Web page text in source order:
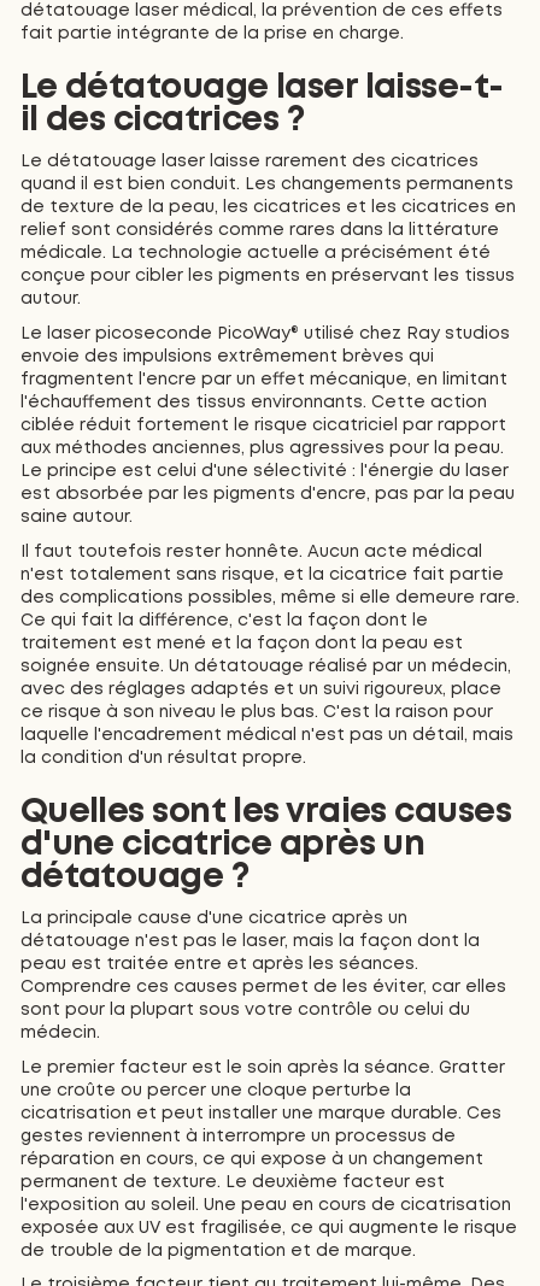
détatouage laser médical, la prévention de ces effets
fait partie intégrante de la prise en charge.
Le détatouage laser laisse-t-
il des cicatrices ?
Le détatouage laser laisse rarement des cicatrices
quand il est bien conduit. Les changements permanents
de texture de la peau, les cicatrices et les cicatrices en
relief sont considérés comme rares dans la littérature
médicale. La technologie actuelle a précisément été
conçue pour cibler les pigments en préservant les tissus
autour.
Le laser picoseconde PicoWay® utilisé chez Ray studios
envoie des impulsions extrêmement brèves qui
fragmentent l'encre par un effet mécanique, en limitant
l'échauffement des tissus environnants. Cette action
ciblée réduit fortement le risque cicatriciel par rapport
aux méthodes anciennes, plus agressives pour la peau.
Le principe est celui d'une sélectivité : l'énergie du laser
est absorbée par les pigments d'encre, pas par la peau
saine autour.
Il faut toutefois rester honnête. Aucun acte médical
n'est totalement sans risque, et la cicatrice fait partie
des complications possibles, même si elle demeure rare.
Ce qui fait la différence, c'est la façon dont le
traitement est mené et la façon dont la peau est
soignée ensuite. Un détatouage réalisé par un médecin,
avec des réglages adaptés et un suivi rigoureux, place
ce risque à son niveau le plus bas. C'est la raison pour
laquelle l'encadrement médical n'est pas un détail, mais
la condition d'un résultat propre.
Quelles sont les vraies causes
d'une cicatrice après un
détatouage ?
La principale cause d'une cicatrice après un
détatouage n'est pas le laser, mais la façon dont la
peau est traitée entre et après les séances.
Comprendre ces causes permet de les éviter, car elles
sont pour la plupart sous votre contrôle ou celui du
médecin.
Le premier facteur est le soin après la séance. Gratter
une croûte ou percer une cloque perturbe la
cicatrisation et peut installer une marque durable. Ces
gestes reviennent à interrompre un processus de
réparation en cours, ce qui expose à un changement
permanent de texture. Le deuxième facteur est
l'exposition au soleil. Une peau en cours de cicatrisation
exposée aux UV est fragilisée, ce qui augmente le risque
de trouble de la pigmentation et de marque.